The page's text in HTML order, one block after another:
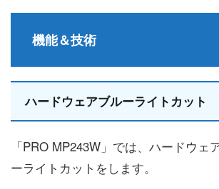
機能＆技術
ハードウェアブルーライトカット
「PRO MP243W」では、ハードウェ
ーライトカットをします。